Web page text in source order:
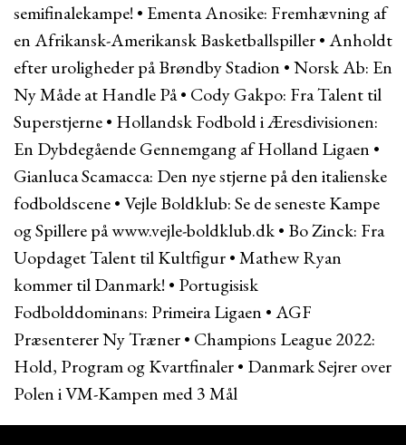
semifinalekampe! • Ementa Anosike: Fremhævning af
en Afrikansk-Amerikansk Basketballspiller•Anholdt
efter uroligheder på Brøndby Stadion •Norsk Ab: En
Ny Måde at Handle På• Cody Gakpo: Fra Talent til
Superstjerne• Hollandsk Fodbold i Æresdivisionen:
En Dybdegående Gennemgang af Holland Ligaen •
Gianluca Scamacca: Den nye stjerne på den italienske
fodboldscene•Vejle Boldklub: Se de seneste Kampe
og Spillere på www.vejle-boldklub.dk• Bo Zinck: Fra
Uopdaget Talent til Kultfigur•Mathew Ryan
kommer til Danmark! • Portugisisk
Fodbolddominans: Primeira Ligaen •AGF
Præsenterer Ny Træner• Champions League 2022:
Hold, Program og Kvartfinaler• Danmark Sejrer over
Polen i VM-Kampen med 3 Mål